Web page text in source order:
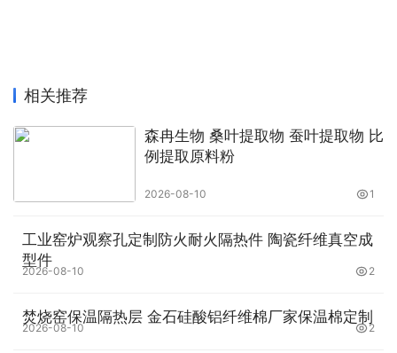
电话：18805371065
和复制请保留此链接。
小分子胶原蛋白肽固体饮料 山东固体饮料代
全部的内容，关注我们，带您了解更多
相关推荐
森冉生物 桑叶提取物 蚕叶提取物 比
例提取原料粉
2026-08-10 1
工业窑炉观察孔定制防火耐火隔热件 陶瓷纤维真空成
型件
2026-08-10 2
焚烧窑保温隔热层 金石硅酸铝纤维棉厂家保温棉定制
2026-08-10 2